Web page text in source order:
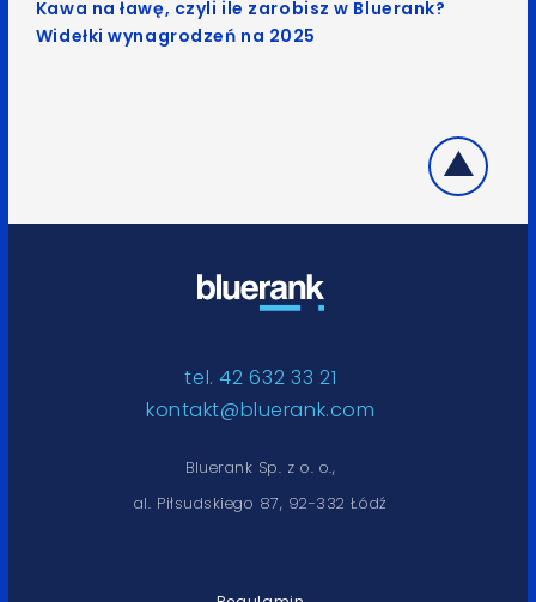
Kawa na ławę, czyli ile zarobisz w Bluerank?
Widełki wynagrodzeń na 2025
tel. 42 632 33 21
kontakt@bluerank.com
Bluerank Sp. z o. o.,
al. Piłsudskiego 87, 92-332 Łódź